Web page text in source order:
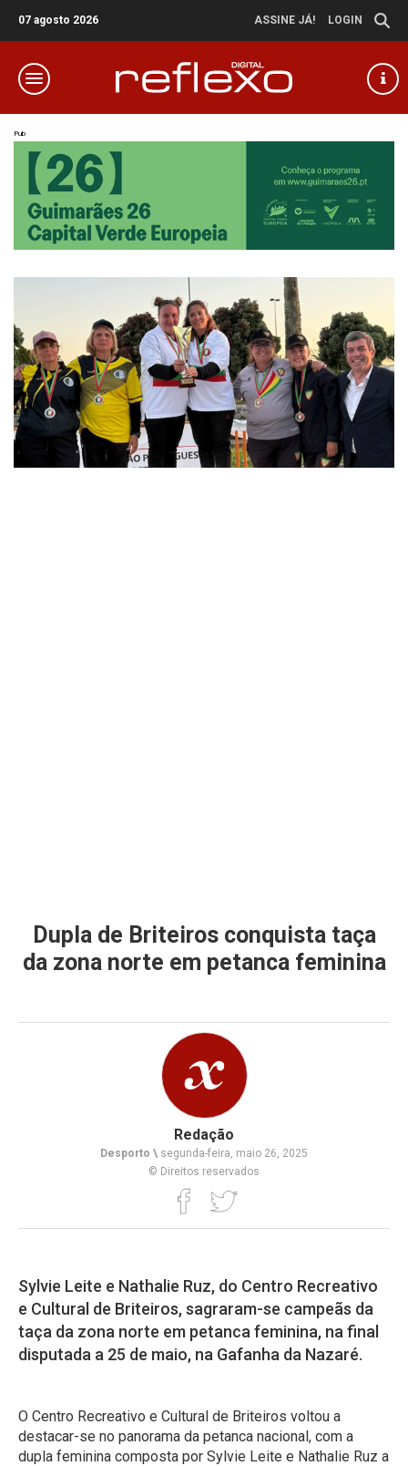
07 agosto 2026 ASSINE JÁ! LOGIN
Pub
Dupla de Briteiros conquista taça
da zona norte em petanca feminina
Redação
Desporto \ segunda-feira, maio 26, 2025
© Direitos reservados
Sylvie Leite e Nathalie Ruz, do Centro Recreativo
e Cultural de Briteiros, sagraram-se campeãs da
taça da zona norte em petanca feminina, na final
disputada a 25 de maio, na Gafanha da Nazaré.
O Centro Recreativo e Cultural de Briteiros voltou a
destacar-se no panorama da petanca nacional, com a
dupla feminina composta por Sylvie Leite e Nathalie Ruz a